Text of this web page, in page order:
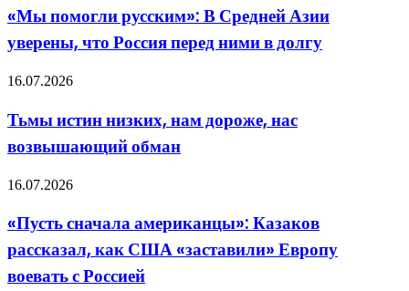
под
сомнение
пользу
сил»
русским»:
В
Средней
уверены,
перед
ними
в
«Мы помогли русским»: В Средней Азии
уверены, что Россия перед ними в долгу
Тьмы
низких,
нам
дороже,
возвышающий
обман
16.07.2026
Тьмы истин низких, нам дороже, нас
возвышающий обман
«Пусть
американцы»:
Казаков
рассказал,
США
16.07.2026
«Пусть сначала американцы»: Казаков
рассказал, как США «заставили» Европу
воевать с Россией